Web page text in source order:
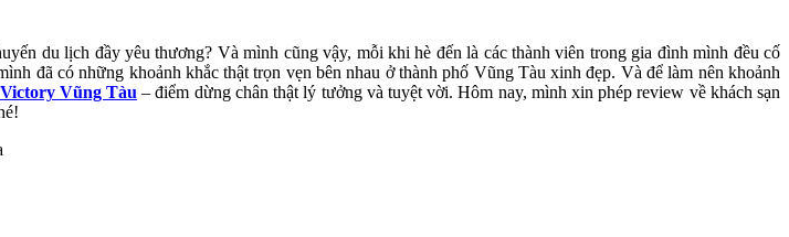
du lịch đầy yêu thương? Và mình cũng vậy, mỗi khi hè đến là các thành viên trong gia đình mình đều cố
đã có những khoảnh khắc thật trọn vẹn bên nhau ở thành phố Vũng Tàu xinh đẹp. Và để làm nên khoảnh
Vũng Tàu – điểm dừng chân thật lý tưởng và tuyệt vời. Hôm nay, mình xin phép review về khách sạn